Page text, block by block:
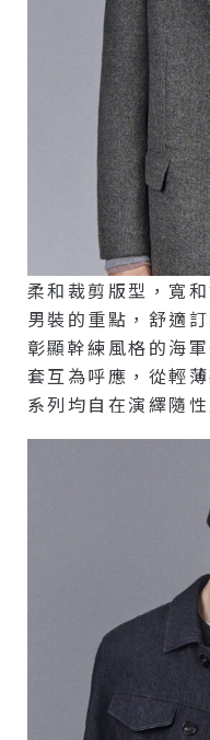
柔和裁剪版型，寬
男裝的重點，舒適
彰顯幹練風格的海
套互為呼應，從輕
系列均自在演繹隨性